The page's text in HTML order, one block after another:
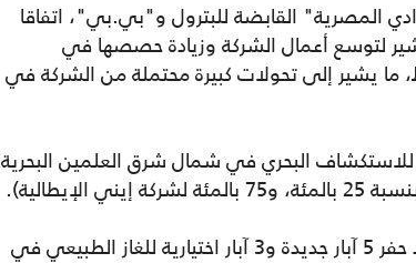
"جنوب الوادي المصرية" القابضة للبترول و"بي.بي"، اتفاقا
بالبحر الأحمر، ما يشير لتوسع أعمال الشركة وزيادة حصصها في
ما يشير إلى تحولات كبيرة محتملة من الشركة في
البحري في شمال شرق العلمين البحرية
وفي تشرين الأول/أكتوبر 2025، وقّعت "بي.بي" عقد حفر 5 آبار جديدة و3 آبار اختيارية للغاز الطبيعي في